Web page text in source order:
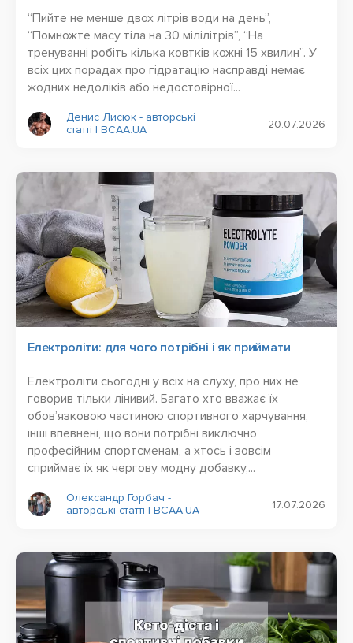
“Пийте не менше двох літрів води на день”,
“Помножте масу тіла на 30 мілілітрів”, “На
тренуванні робіть кілька ковтків кожні 15 хвилин”. У
всіх цих порадах про гідратацію насправді немає
жодних недоліків або недостовірної...
Денис Лисюк - авторські
статті | BCAA.UA
20.07.2026
Електроліти: для чого потрібні і як приймати
Електроліти сьогодні у всіх на слуху, про них не
говорив тільки лінивий. Багато хто вважає їх
обов’язковою частиною спортивного харчування,
інші впевнені, що вони потрібні виключно
професійним спортсменам, а хтось і зовсім
сприймає їх як чергову модну добавку,...
Олександр Горбач -
авторські статті | BCAA.UA
17.07.2026